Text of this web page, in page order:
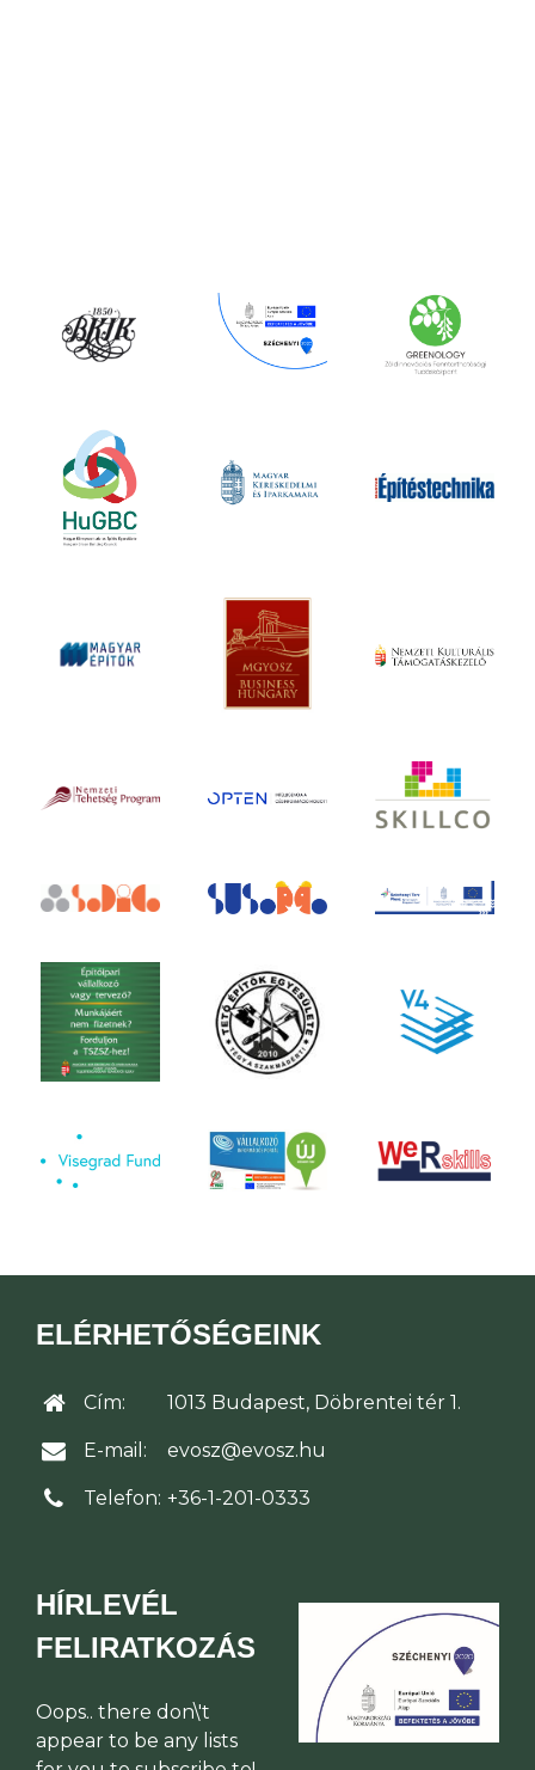
ELÉRHETŐSÉGEINK
Cím: 1013 Budapest, Döbrentei tér 1.
E-mail: evosz@evosz.hu
Telefon: +36-1-201-0333
HÍRLEVÉL
FELIRATKOZÁS
Oops.. there don\'t
appear to be any lists